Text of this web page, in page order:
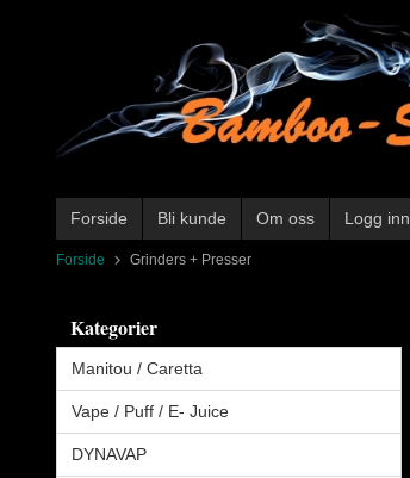
Forside Bli kunde Om oss Logg inn
Forside Grinders + Presser
Kategorier
Manitou / Caretta
Vape / Puff / E- Juice
DYNAVAP